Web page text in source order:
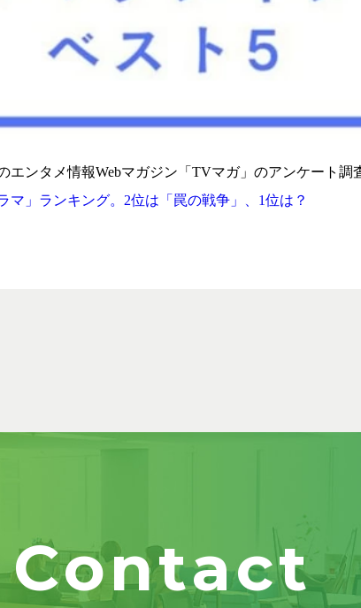
エンタメ情報Webマガジン「TVマガ」のアンケート調
マ」ランキング。2位は「罠の戦争」、1位は？
Contact